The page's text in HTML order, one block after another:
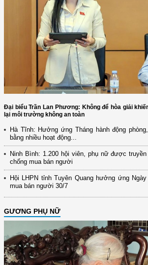
Đại biểu Trần Lan Phương: Không để hòa giải
lại môi trường không an toàn
Hà Tĩnh: Hưởng ứng Tháng hành động
bằng nhiều hoạt động...
Ninh Bình: 1.200 hội viên, phụ nữ được truyền
chống mua bán người
Hội LHPN tỉnh Tuyên Quang hưởng ứng
mua bán người 30/7
GƯƠNG PHỤ NỮ